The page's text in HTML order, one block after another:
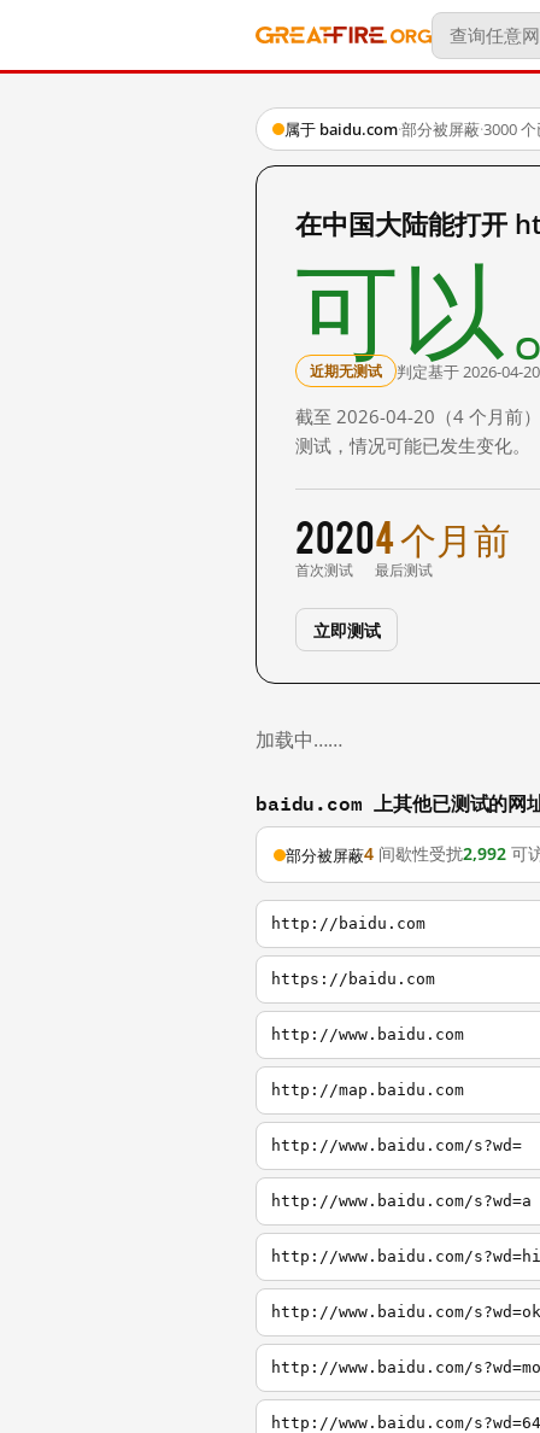
属于 baidu.com·部分被屏蔽·3000
在中国大陆能打开
可以
近期无测试 判定基于 2026-04-
截至 2026-04-20（4 个月前
测试，情况可能已发生变化。
2020
首次测试
4 个月前
最后测试
立即测试
加载中……
baidu.com 上其他已测试的网
部分被屏蔽4 间歇性受扰2,992 可
http://baidu.com
https://baidu.com
http://www.baidu.com
http://map.baidu.com
http://www.baidu.com/s?wd=
http://www.baidu.com/s?wd=a
http://www.baidu.com/s?wd=hi
http://www.baidu.com/s?wd=ok
http://www.baidu.com/s?wd=mo
http://www.baidu.com/s?wd=64